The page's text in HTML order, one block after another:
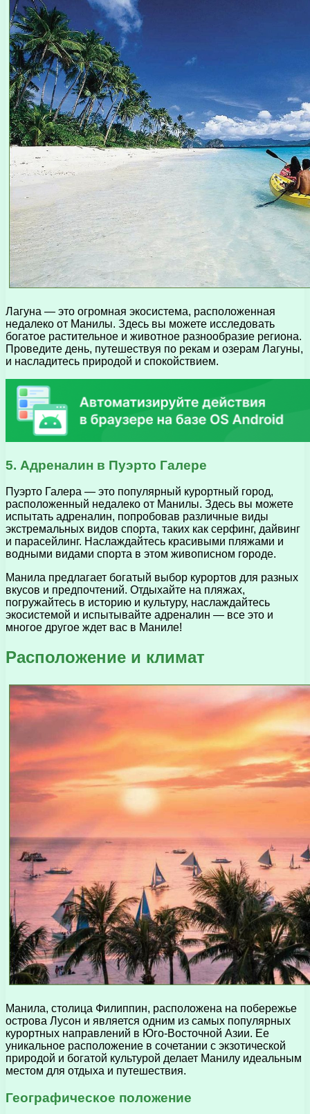
Лагуна — это огромная экосистема, расположенная
недалеко от Манилы. Здесь вы можете исследовать
богатое растительное и животное разнообразие региона.
Проведите день, путешествуя по рекам и озерам Лагуны,
и насладитесь природой и спокойствием.
5. Адреналин в Пуэрто Галере
Пуэрто Галера — это популярный курортный город,
расположенный недалеко от Манилы. Здесь вы можете
испытать адреналин, попробовав различные виды
экстремальных видов спорта, таких как серфинг, дайвинг
и парасейлинг. Наслаждайтесь красивыми пляжами и
водными видами спорта в этом живописном городе.
Манила предлагает богатый выбор курортов для разных
вкусов и предпочтений. Отдыхайте на пляжах,
погружайтесь в историю и культуру, наслаждайтесь
экосистемой и испытывайте адреналин — все это и
многое другое ждет вас в Маниле!
Расположение и климат
Манила, столица Филиппин, расположена на побережье
острова Лусон и является одним из самых популярных
курортных направлений в Юго-Восточной Азии. Ее
уникальное расположение в сочетании с экзотической
природой и богатой культурой делает Манилу идеальным
местом для отдыха и путешествия.
Географическое положение